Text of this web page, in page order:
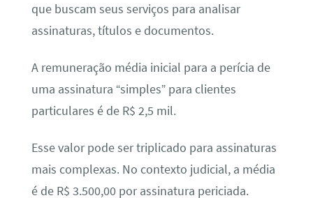
que buscam seus serviços para analisar
assinaturas, títulos e documentos.
A remuneração média inicial para a perícia de
uma assinatura “simples” para clientes
particulares é de R$ 2,5 mil.
Esse valor pode ser triplicado para assinaturas
mais complexas. No contexto judicial, a média
é de R$ 3.500,00 por assinatura periciada.